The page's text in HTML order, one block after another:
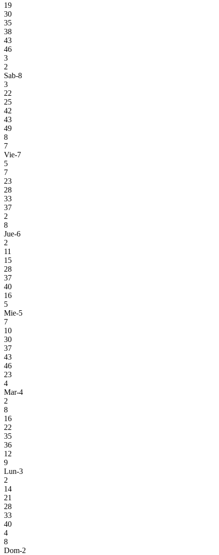
19
30
35
38
43
46
3
2
Sab-8
3
22
25
42
43
49
8
7
Vie-7
5
7
23
28
33
37
2
8
Jue-6
2
11
15
28
37
40
16
5
Mie-5
7
10
30
37
43
46
23
4
Mar-4
2
8
16
22
35
36
12
9
Lun-3
2
14
21
28
33
40
4
8
Dom-2